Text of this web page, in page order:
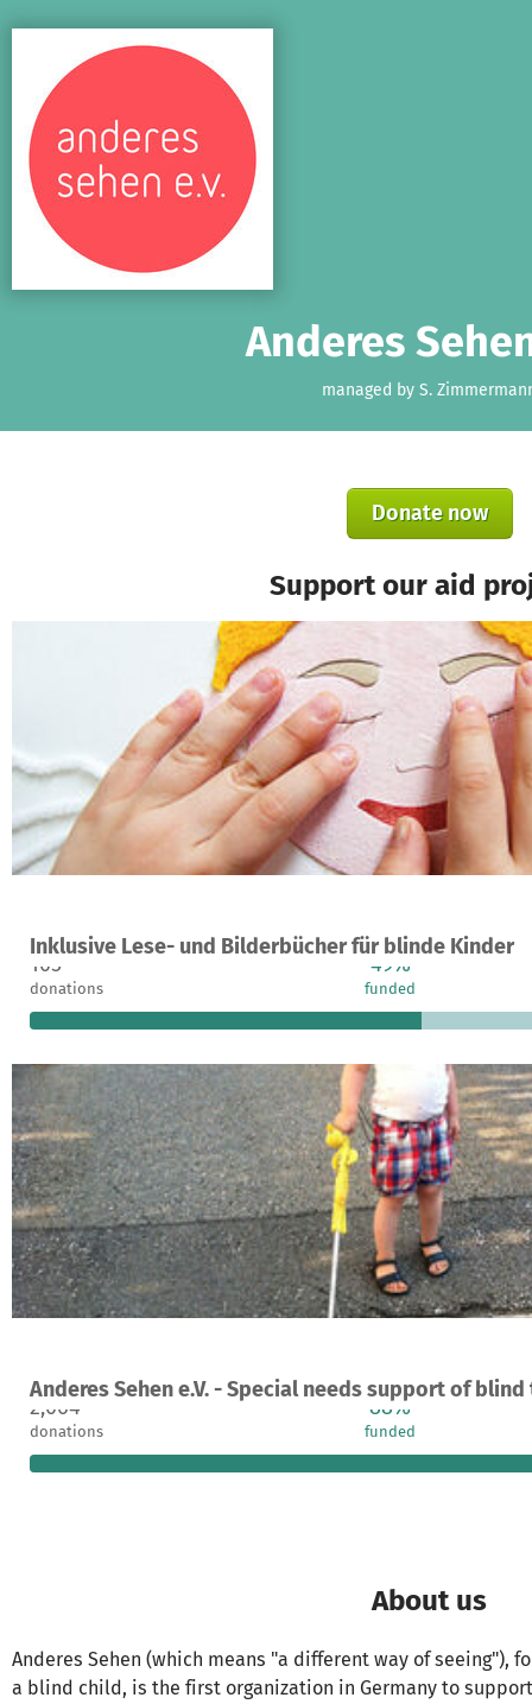
Anderes
managed by S.
Donate now
Support our aid
Inklusive Lese- und Bilderbücher für blinde Kinder
A project in Berlin, Germany
105
donations
49%
funded
Anderes Sehen e.V. - Special needs support of
A project in Berlin, Germany
2,064
donations
88%
funded
About us
Anderes Sehen (which means "a different way of seeing"),
a blind child, is the first organization in Germany to